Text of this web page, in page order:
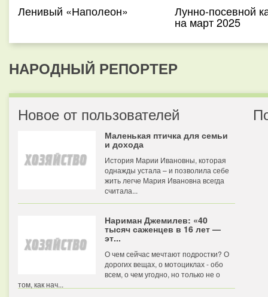
Ленивый «Наполеон» Лунно-посевной
на март 2025
НАРОДНЫЙ РЕПОРТЕР
Новое от пользователей
Маленькая птичка для семьи
и дохода
История Марии Ивановны, которая
однажды устала – и позволила себе
жить легче Мария Ивановна всегда
считала...
Нариман Джемилев: «40
тысяч саженцев в 16 лет —
эт...
О чем сейчас мечтают подростки? О
дорогих вещах, о мотоциклах - обо
всем, о чем угодно, но только не о
том, как нач...